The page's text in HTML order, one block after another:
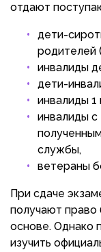
отдают
дети-
родителей
инвалиды
дети-
инвалиды 1
инвалиды с
службы,
ветераны
При сдаче
получают право
основе. Однако
изучить